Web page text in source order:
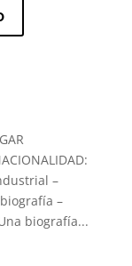
–
–
biografía...